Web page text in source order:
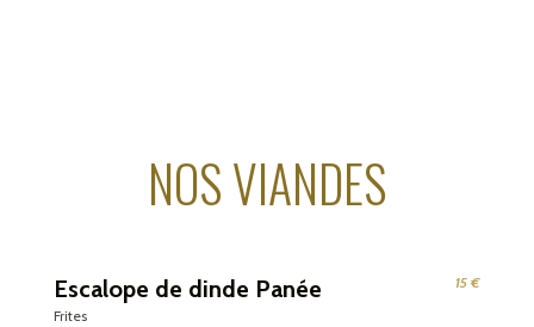
NOS VIANDES
Escalope de dinde Panée
Frites
15 €